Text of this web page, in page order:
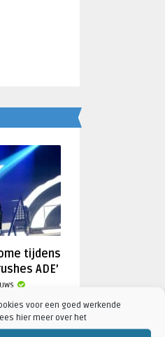
voor een goed werkende
hier meer over het
tijdens
ADE’